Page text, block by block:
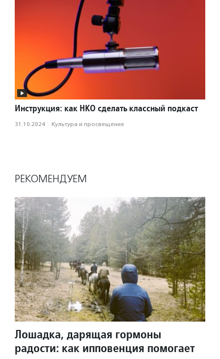
Инструкция: как НКО сделать классный подкаст
31.10.2024 · Культура и просвещение
РЕКОМЕНДУЕМ
Лошадка, дарящая гормоны
радости: как ипповенция помогает